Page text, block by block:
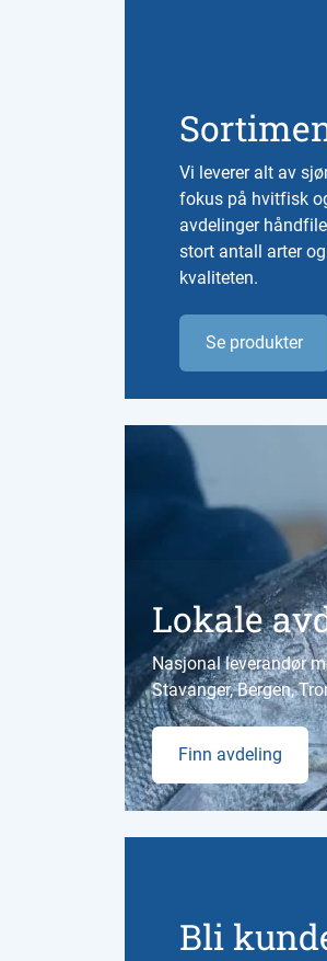
Vi leverer alt av
fokus på hvitfisk
avdelinger
stort antall arter
kvaliteten.
Se produkter
Lokale
Nasjonal leverandør
Stavanger, Bergen,
Finn avdeling
Bli